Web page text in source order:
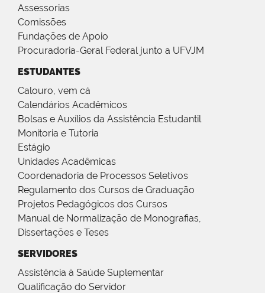
Assessorias
Comissões
Fundações de Apoio
Procuradoria-Geral Federal junto a UFVJM
ESTUDANTES
Calouro, vem cá
Calendários Acadêmicos
Bolsas e Auxílios da Assistência Estudantil
Monitoria e Tutoria
Estágio
Unidades Acadêmicas
Coordenadoria de Processos Seletivos
Regulamento dos Cursos de Graduação
Projetos Pedagógicos dos Cursos
Manual de Normalização de Monografias,
Dissertações e Teses
SERVIDORES
Assistência à Saúde Suplementar
Qualificação do Servidor